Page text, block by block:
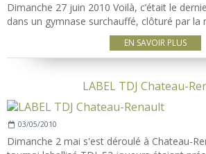
Dimanche 27 juin 2010 Voilà, c’était le
dans un gymnase surchauffé, clôturé par la
EN SAVOIR PLUS
LABEL TDJ Chateau-
03/05/2010
Dimanche 2 mai s'est déroulé à Chateau-